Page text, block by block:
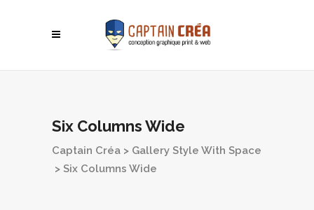
Six Columns Wide
Captain Créa > Gallery Style With Space
> Six Columns Wide